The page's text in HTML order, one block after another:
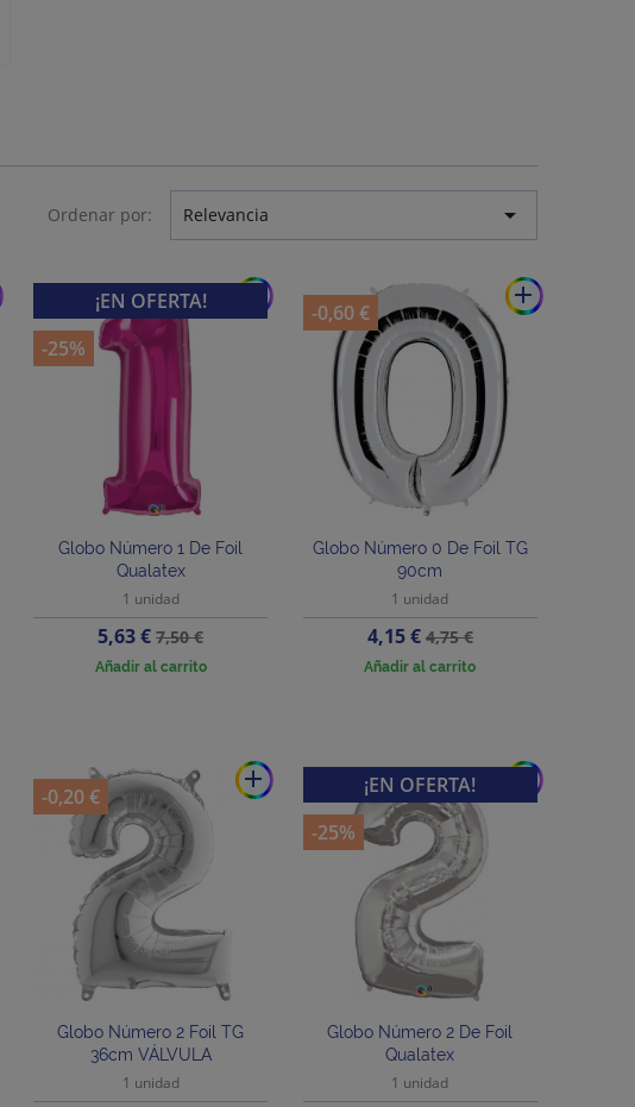
Ordenar por: Relevancia 
add
Globo Número 1 De Foil
Qualatex
1 unidad
Precio
5,63 €Precio
base
7,50 €
Añadir al carrito
¡EN OFERTA!
-25%
add
Globo Número 0 De Foil TG
90cm
1 unidad
Precio
4,15 €Precio
base
4,75 €
Añadir al carrito
-0,60 €
add
Globo Número 2 Foil TG
36cm VÁLVULA
1 unidad
-0,20 €
Globo Número 2 De Foil
Qualatex
1 unidad
¡EN OFERTA!
-25%